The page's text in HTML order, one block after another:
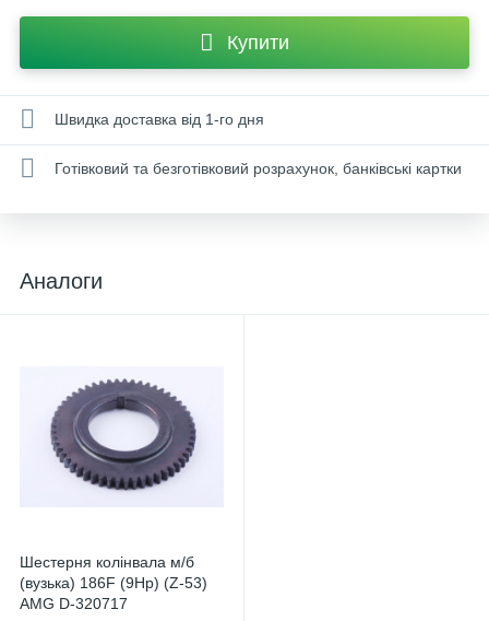
Купити
Швидка доставка від 1-го дня
Готівковий та безготівковий розрахунок, банківські картки
Аналоги
Шестерня колінвала м/б
(вузька) 186F (9Hp) (Z-53)
AMG D-320717